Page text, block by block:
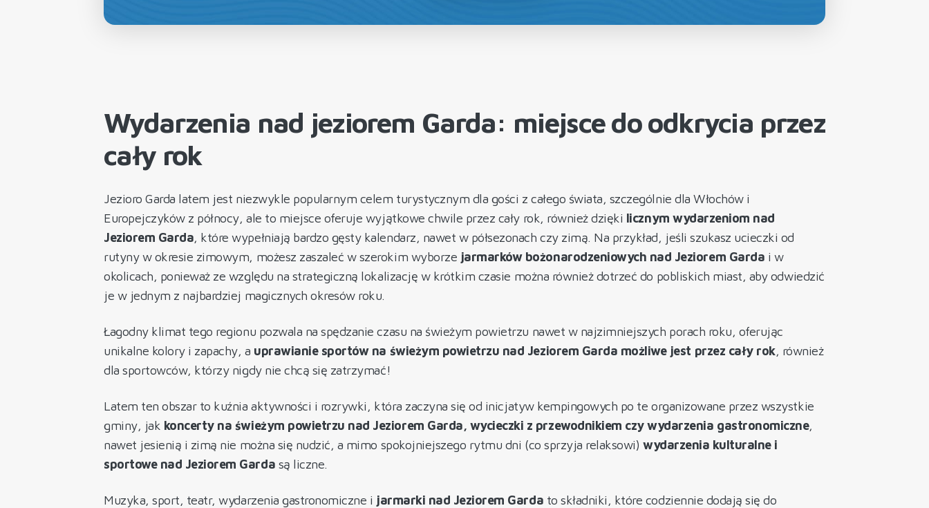
Wydarzenia nad jeziorem Garda: miejsce do odkrycia przez
cały rok
Jezioro Garda latem jest niezwykle popularnym celem turystycznym dla gości z całego świata, szczególnie dla Włochów i
Europejczyków z północy, ale to miejsce oferuje wyjątkowe chwile przez cały rok, również dzięki licznym wydarzeniom nad
Jeziorem Garda, które wypełniają bardzo gęsty kalendarz, nawet w półsezonach czy zimą. Na przykład, jeśli szukasz ucieczki od
rutyny w okresie zimowym, możesz zaszaleć w szerokim wyborze jarmarków bożonarodzeniowych nad Jeziorem Garda i w
okolicach, ponieważ ze względu na strategiczną lokalizację w krótkim czasie można również dotrzeć do pobliskich miast, aby odwiedzić
je w jednym z najbardziej magicznych okresów roku.
Łagodny klimat tego regionu pozwala na spędzanie czasu na świeżym powietrzu nawet w najzimniejszych porach roku, oferując
unikalne kolory i zapachy, a uprawianie sportów na świeżym powietrzu nad Jeziorem Garda możliwe jest przez cały rok, również
dla sportowców, którzy nigdy nie chcą się zatrzymać!
Latem ten obszar to kuźnia aktywności i rozrywki, która zaczyna się od inicjatyw kempingowych po te organizowane przez wszystkie
gminy, jak koncerty na świeżym powietrzu nad Jeziorem Garda, wycieczki z przewodnikiem czy wydarzenia gastronomiczne,
nawet jesienią i zimą nie można się nudzić, a mimo spokojniejszego rytmu dni (co sprzyja relaksowi) wydarzenia kulturalne i
sportowe nad Jeziorem Garda są liczne.
Muzyka, sport, teatr, wydarzenia gastronomiczne i jarmarki nad Jeziorem Garda to składniki, które codziennie dodają się do